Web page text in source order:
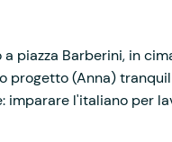
piazza Barberini, in
progetto (Anna)
l'italiano per